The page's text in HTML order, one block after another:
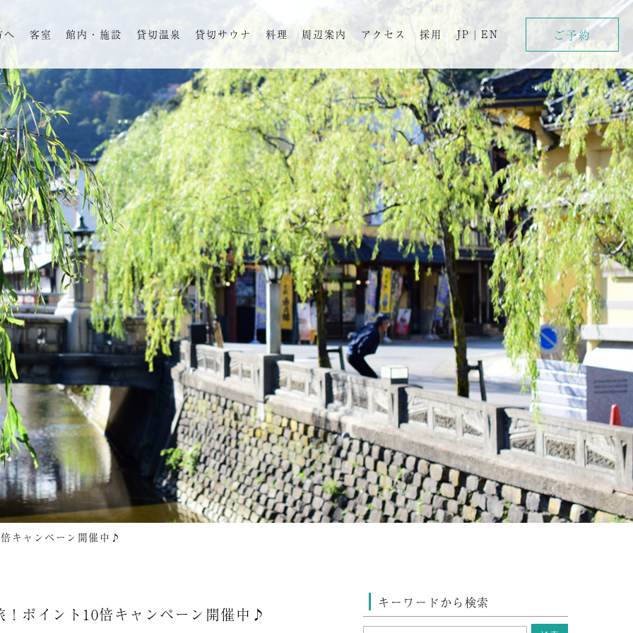
へ 客室 館内・施設 貸切温泉 貸切サウナ 料理 周辺案内 アクセス 採用 JP | EN ご予約
キャンペーン開催中♪
ポイント10倍キャンペーン開催中♪
キーワードから検索